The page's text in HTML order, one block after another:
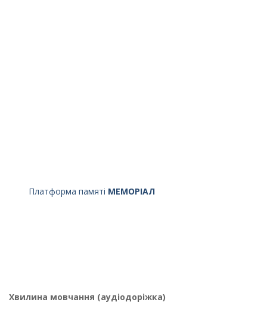
Платформа памяті МЕМОРІАЛ
Хвилина мовчання (аудіодоріжка)